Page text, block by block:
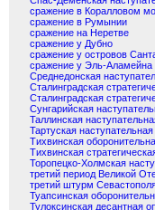
сражение в Коралловом
сражение в Румынии
сражение на Неретве
сражение у Дубно
сражение у островов
сражение у Эль-Аламейна
Среднедонская
Сталинградская
Сталинградская
Сунгарийская
Таллинская
Тартуская
Тихвинская
Тихвинская
Торопецко-Холмская
третий период Великой
третий штурм
Туапсинская
Тулоксинская десантная